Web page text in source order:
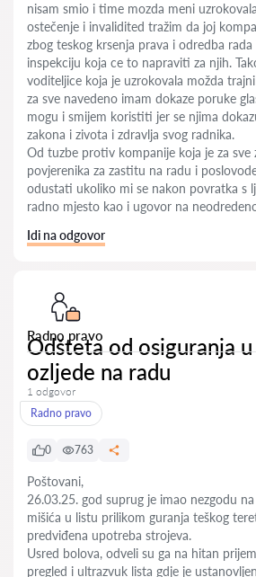
nisam smio i time mozda meni
ostečenje i invalidited tražim da joj
zbog teskog krsenja prava i odredba
inspekciju koja ce to napraviti za njih.
voditeljice koja je uzrokovala možda
za sve navedeno imam dokaze poruke
mogu i smijem koristiti jer se njima
zakona i zivota i zdravlja svog radnika.
Od tuzbe protiv kompanije koja je za sve
povjerenika za zastitu na radu i
odustati ukoliko mi se nakon povratka s
radno mjesto kao i ugovor na
Idi na odgovor
Radno pravo
Odšteta od osiguranja
ozljede na radu
1 odgovor
Radno pravo
0 763
Poštovani,
26.03.25. god suprug je imao nezgodu
mišića u listu prilikom guranja teškog
predviđena upotreba strojeva.
Usred bolova, odveli su ga na hitan
pregled i ultrazvuk lista gdje je